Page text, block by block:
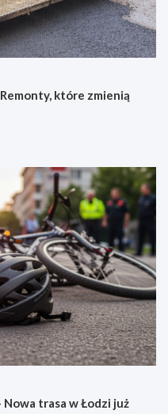
które zmienią
Nowa trasa w Łodzi już